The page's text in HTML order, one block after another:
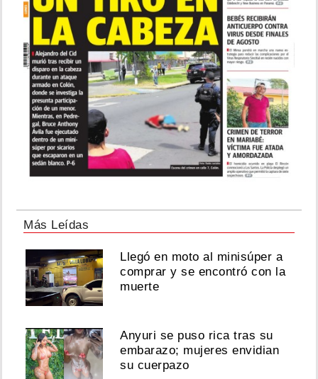
Más Leídas
Llegó en moto al minisúper a
comprar y se encontró con la
muerte
Anyuri se puso rica tras su
embarazo; mujeres envidian
su cuerpazo